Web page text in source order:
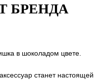
БРЕНДА
в шоколадом цвете.
станет настоящей